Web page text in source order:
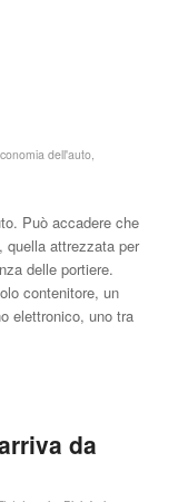
dell'auto,
Può accadere che
quella attrezzata per
delle portiere.
contenitore, un
elettronico, uno tra
da